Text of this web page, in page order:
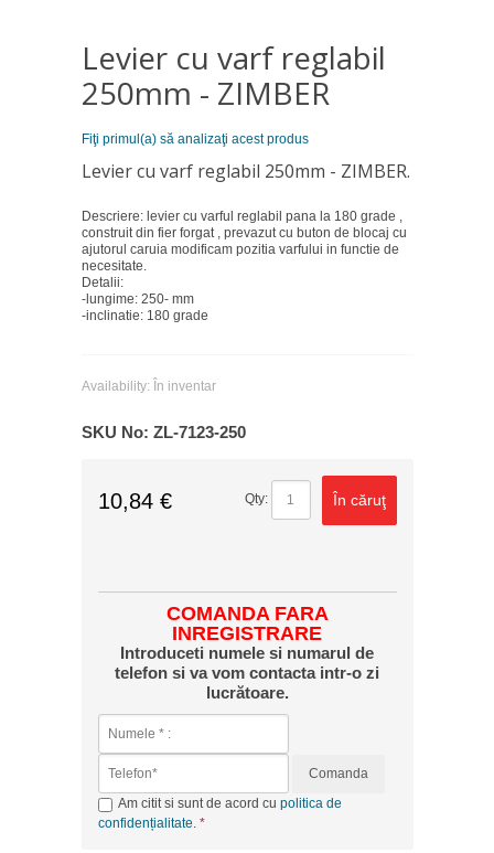
Levier cu varf reglabil
250mm - ZIMBER
Fiţi primul(a) să analizaţi acest produs
Levier cu varf reglabil 250mm - ZIMBER.
Descriere: levier cu varful reglabil pana la 180 grade ,
construit din fier forgat , prevazut cu buton de blocaj cu
ajutorul caruia modificam pozitia varfului in functie de
necesitate.
Detalii:
-lungime: 250- mm
-inclinatie: 180 grade
Availability: În inventar
SKU No: ZL-7123-250
10,84 € Qty: În căruţ
COMANDA FARA
INREGISTRARE
Introduceti numele si numarul de
telefon si va vom contacta intr-o zi
lucrătoare.
Comanda
Am citit si sunt de acord cu politica de
confidențialitate.